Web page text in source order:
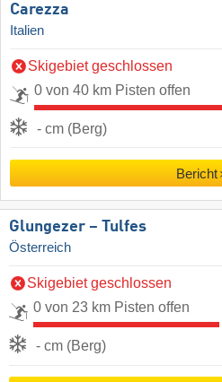
Carezza
Italien
Skigebiet geschlossen
0 von 40 km Pisten offen
- cm (Berg)
Bericht
Glungezer – Tulfes
Österreich
Skigebiet geschlossen
0 von 23 km Pisten offen
- cm (Berg)